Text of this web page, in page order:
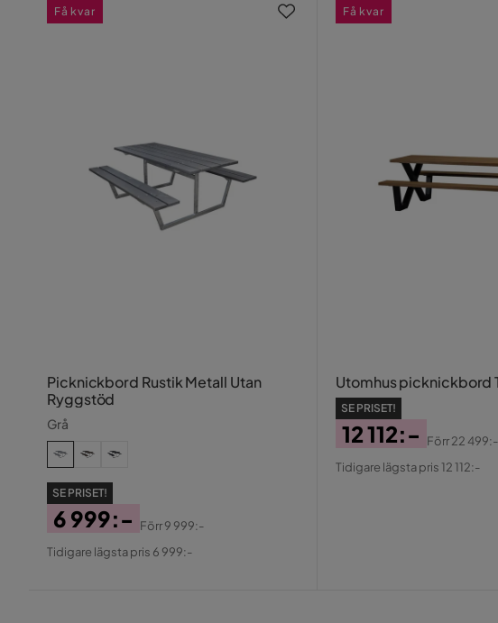
Picknickbord Rustik Metall Utan
Ryggstöd
Grå
SE PRISET!
Pris
6 999:-
Original
Förr9 999:-
Tidigare lägsta pris 6 999:-
Få kvar
Utomhus picknickbord
SE PRISET!
Pris
12 112:-
Original
Förr22 499:-
Tidigare lägsta pris 12 112:-
Få kvar